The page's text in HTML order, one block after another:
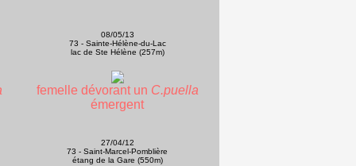
08/05/13
73 - Sainte-Hélène-du-Lac
lac de Ste Hélène (257m)
femelle dévorant un C.puella
émergent
27/04/12
73 - Saint-Marcel-Pomblière
étang de la Gare (550m)